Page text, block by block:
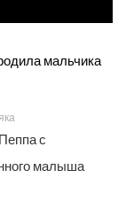
мальчика
с
малыша